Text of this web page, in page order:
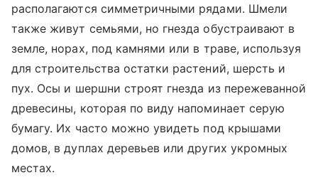
располагаются симметричными рядами. Шмели
также живут семьями, но гнезда обустраивают в
земле, норах, под камнями или в траве, используя
для строительства остатки растений, шерсть и
пух. Осы и шершни строят гнезда из пережеванной
древесины, которая по виду напоминает серую
бумагу. Их часто можно увидеть под крышами
домов, в дуплах деревьев или других укромных
местах.